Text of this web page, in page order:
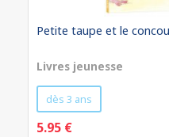
Petite taupe et le
Livres jeunesse
dès 3 ans
5.95 €